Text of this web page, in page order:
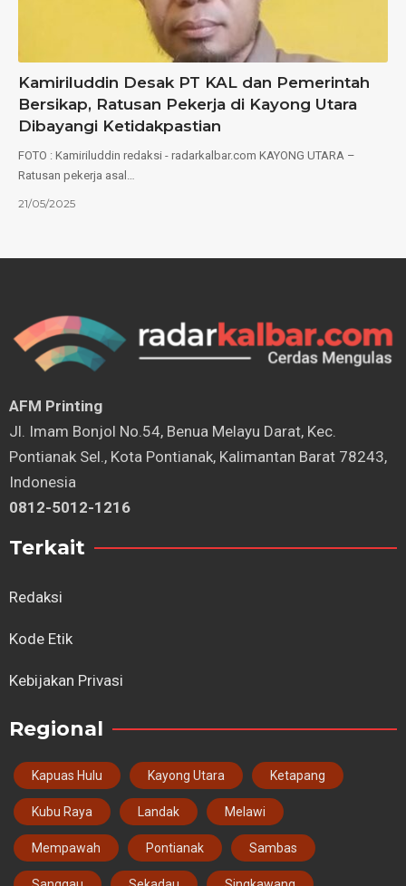
Kamiriluddin Desak PT KAL dan Pemerintah
Bersikap, Ratusan Pekerja di Kayong Utara
Dibayangi Ketidakpastian
FOTO : Kamiriluddin redaksi - radarkalbar.com KAYONG UTARA –
Ratusan pekerja asal…
21/05/2025
AFM Printing
⁠Jl. Imam Bonjol No.54, Benua Melayu Darat, Kec.
Pontianak Sel., Kota Pontianak, Kalimantan Barat 78243,
Indonesia
0812-5012-1216
Terkait
Redaksi
Kode Etik
Kebijakan Privasi
Regional
Kapuas Hulu Kayong Utara Ketapang
Kubu Raya Landak Melawi
Mempawah Pontianak Sambas